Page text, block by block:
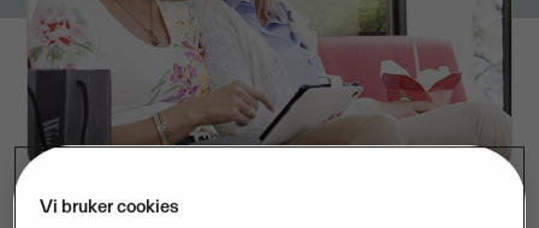
Vi bruker cookies